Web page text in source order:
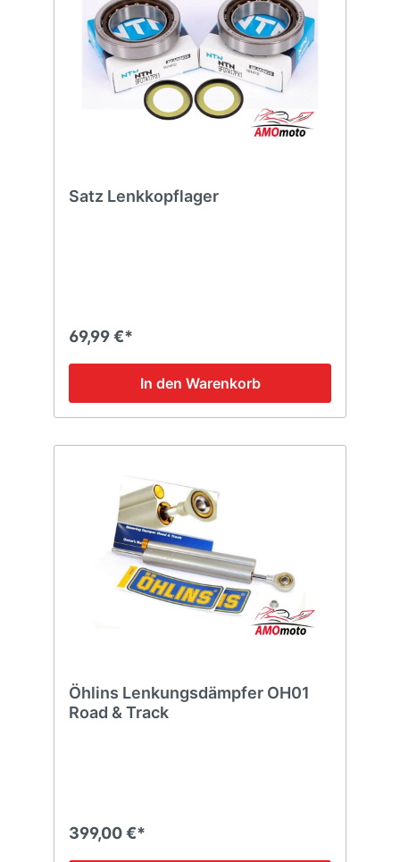
Satz Lenkkopflager
69,99 €*
In den Warenkorb
Öhlins Lenkungsdämpfer OH01
Road & Track
399,00 €*